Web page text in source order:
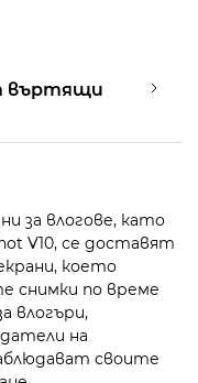
въртящи
за влогове, като
V10, се доставят
което
снимки по време
влогъри,
на
своите